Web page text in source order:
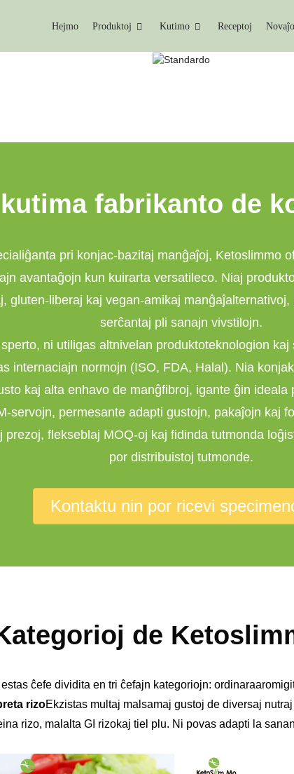
Hejmo Produktoj Kutimo Receptoj
fabrikanto de
pri konjac-bazitaj manĝaĵoj, Ketoslimmo
avantaĝojn kun kuirarta versatileco. Niaj
gluten-liberaj kaj vegan-amikaj
serĉantaj pli sanajn vivstilojn.
ni utiligas altnivelan produktoteknologion
internaciajn normojn (ISO, FDA, Halal). Nia
kaj alta enhavo de manĝfibroj, igante ĝin
servojn, permesante adapti gustojn, pakaĵojn kaj
prezoj, flekseblaj MOQ-oj kaj fidinda tutmonda
por distribuistoj tutmonde.
Kontaktu nin por ricevi
de
ĉefe dividita en tri ĉefajn kategoriojn: ordinara
rizoEkzistas multaj malsamaj gustoj de diversaj
rizo, malalta GI rizokaj tiel plu. Ni povas adapti la